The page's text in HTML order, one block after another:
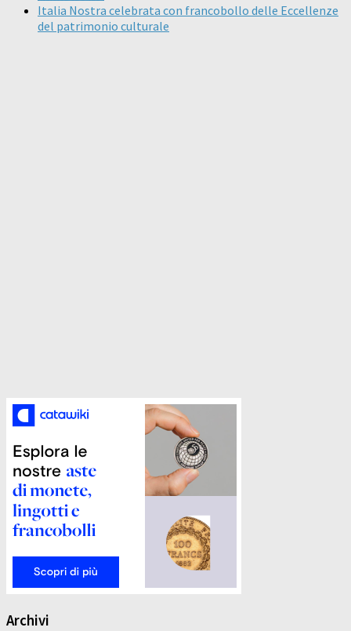
Italia Nostra celebrata con francobollo delle Eccellenze
del patrimonio culturale
Archivi